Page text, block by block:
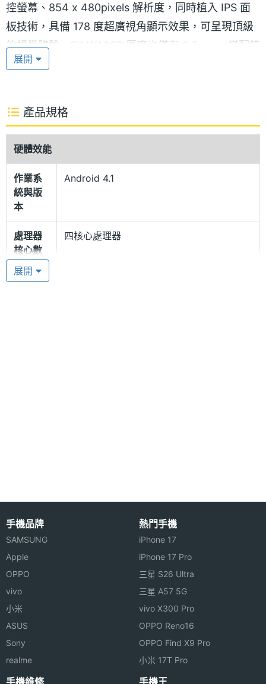
控螢幕、854 x 480pixels 解析度，同時植入 IPS 面
板技術，具備 178 度超廣視角顯示效果，可呈現頂級
的視覺體驗。SK WA960 厚度也僅有 9.5mm，搭配簡
潔時尚的高質感設計，強調優於同級手機的最佳瀏覽
內建 Qualcomm MSM8225Q, 1.2GHz 四核心處理
器，強勁的配置使得手機運轉更加流暢，盡情體驗手
ROM 儲存空間，並可通過 microSD 記憶卡擴充，最
高至 32GB 記憶體容量，海量下載各類軟體、電影，
加上 1,700mAh 電池，續航更持久，讓用戶更加放心
SK WA960 功能特色
◎ WCDMA + GSM 雙卡雙待手機
◎ 5 吋 IPS 觸控螢幕、854 x 480pixels 螢幕解析度
◎ 採用 Android 4.1 Jelly Bean 作業系統
◎ 內建 Qualcomm MSM8225Q, 1.2GHz 四核心處理
展開
產品規格
硬體效能
作業系
統與版
本
Android 4.1
處理器
核心數
四核心處理器
RAM記
主螢幕
解析度
材質
展開
手機品牌
SAMSUNG
Apple
OPPO
vivo
小米
ASUS
Sony
realme
熱門手機
iPhone 17
iPhone 17 Pro
三星 S26 Ultra
三星 A57 5G
vivo X300 Pro
OPPO Reno16
OPPO Find X9 Pro
小米 17T Pro